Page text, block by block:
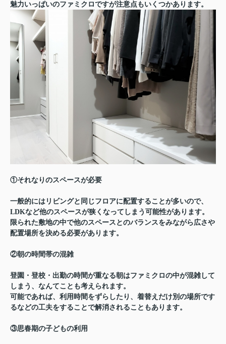
魅力いっぱいのファミクロですが注意点もいくつかあります。
①それなりのスペースが必要
一般的にはリビングと同じフロアに配置することが多いので、
LDKなど他のスペースが狭くなってしまう可能性があります。
限られた敷地の中で他のスペースとのバランスをみながら広さや
配置場所を決める必要があります。
②朝の時間帯の混雑
登園・登校・出勤の時間が重なる朝はファミクロの中が混雑して
しまう、なんてことも考えられます。
可能であれば、利用時間をずらしたり、着替えだけ別の場所です
るなどの工夫をすることで解消されることもあります。
③思春期の子どもの利用